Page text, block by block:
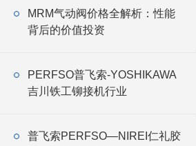
MRM气动阀价格全解析：性能
背后的价值投资
PERFSO普飞索-YOSHIKAWA
吉川铁工铆接机行业
普飞索PERFSO—NIREI仁礼胶